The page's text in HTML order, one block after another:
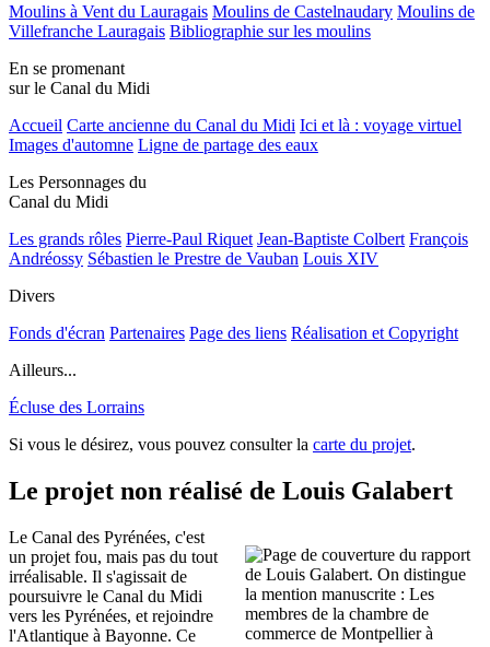
Moulins à Vent du Lauragais Moulins de Castelnaudary Moulins de
Villefranche Lauragais Bibliographie sur les moulins
En se promenant
sur le Canal du Midi
Accueil Carte ancienne du Canal du Midi Ici et là : voyage virtuel
Images d'automne Ligne de partage des eaux
Les Personnages du
Canal du Midi
Les grands rôles Pierre-Paul Riquet Jean-Baptiste Colbert François
Andréossy Sébastien le Prestre de Vauban Louis XIV
Divers
Fonds d'écran Partenaires Page des liens Réalisation et Copyright
Ailleurs...
Écluse des Lorrains
Si vous le désirez, vous pouvez consulter la carte du projet.
Le projet non réalisé de Louis Galabert
Le Canal des Pyrénées, c'est
un projet fou, mais pas du tout
irréalisable. Il s'agissait de
poursuivre le Canal du Midi
vers les Pyrénées, et rejoindre
l'Atlantique à Bayonne. Ce